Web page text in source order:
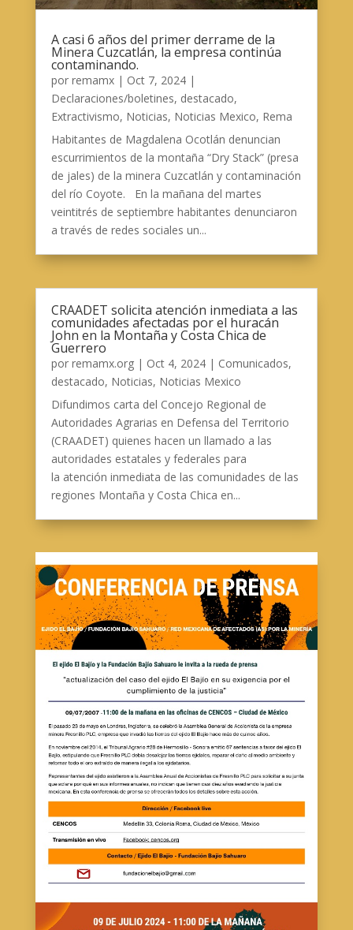
A casi 6 años del primer derrame de la
Minera Cuzcatlán, la empresa continúa
contaminando.
por remamx| Oct 7, 2024|
Declaraciones/boletines, destacado,
Extractivismo, Noticias, Noticias Mexico, Rema
Habitantes de Magdalena Ocotlán denuncian
escurrimientos de la montaña “Dry Stack” (presa
de jales) de la minera Cuzcatlán y contaminación
del río Coyote. En la mañana del martes
veintitrés de septiembre habitantes denunciaron
a través de redes sociales un...
CRAADET solicita atención inmediata a las
comunidades afectadas por el huracán
John en la Montaña y Costa Chica de
Guerrero
por remamx.org| Oct 4, 2024| Comunicados,
destacado, Noticias, Noticias Mexico
Difundimos carta del Concejo Regional de
Autoridades Agrarias en Defensa del Territorio
(CRAADET) quienes hacen un llamado a las
autoridades estatales y federales para
la atención inmediata de las comunidades de las
regiones Montaña y Costa Chica en...